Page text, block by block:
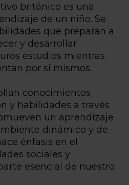
británico es una
de un niño. Se
que preparan a
y desarrollar
estudios mientras
por sí mismos.
conocimientos
y habilidades a través
un aprendizaje
dinámico y de
énfasis en el
sociales y
esencial de nuestro